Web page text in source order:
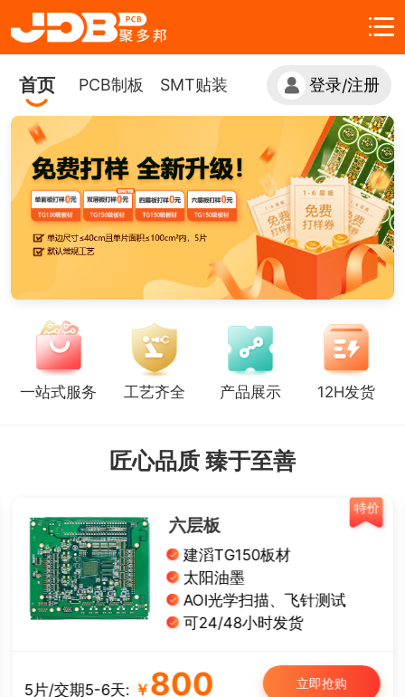
首页 PCB制板 SMT贴装 登录/注册
一站式服务 工艺齐全 产品展示 12H发货
匠心品质 臻于至善
特价
单面铝基板
导热系数1W
有铅喷锡、白油黑字
板厚： 1.0/1.2/1.6 mm
可12/24小时发货
5片/交期3-4天:￥50 立即抢购